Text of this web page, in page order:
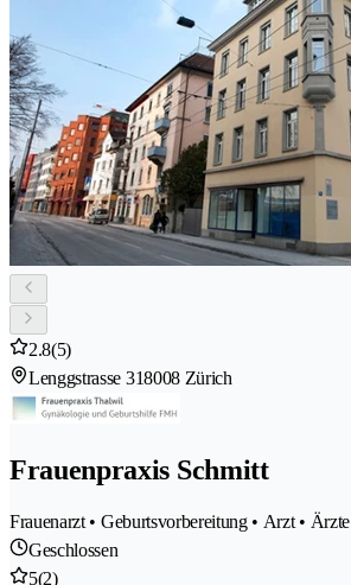
2.8(5)
Lenggstrasse 318008 Zürich
Frauenpraxis Schmitt
Frauenarzt • Geburtsvorbereitung • Arzt • Ärzte
Geschlossen
5(2)